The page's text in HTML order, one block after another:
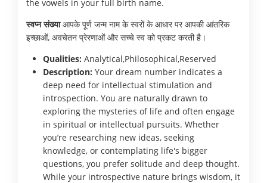
the vowels in your full birth name.
स्वप्न संख्याआपके पूर्ण जन्म नाम के स्वरों के आधार पर आपकी आंतरिक
इच्छाओं, अवचेतन प्रेरणाओं और सच्चे स्व को प्रकट करती है।
Qualities: Analytical,Philosophical,Reserved
Description: Your dream number indicates a
deep need for intellectual stimulation and
introspection. You are naturally drawn to
exploring the mysteries of life and often engage
in spiritual or intellectual pursuits. Whether
you’re researching new ideas, seeking
knowledge, or contemplating life's bigger
questions, you prefer solitude and deep thought.
While your introspective nature brings wisdom, it